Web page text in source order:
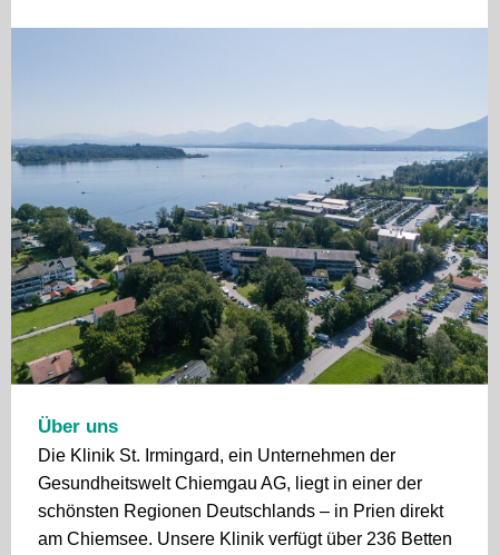
Über uns
Die Klinik St. Irmingard, ein Unternehmen der
Gesundheitswelt Chiemgau AG, liegt in einer der
schönsten Regionen Deutschlands – in Prien direkt
am Chiemsee. Unsere Klinik verfügt über 236 Betten